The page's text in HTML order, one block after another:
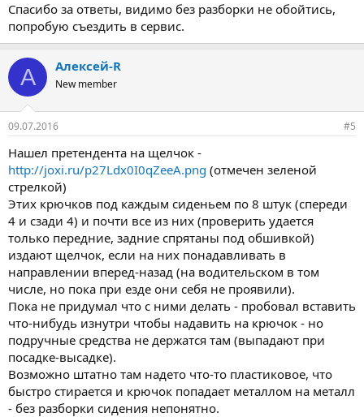
Спасибо за ответы, видимо без разборки не обойтись,
попробую съездить в сервис.
А Алексей-R
New member
09.07.2016 #5
Нашел претендента на щелчок -
http://joxi.ru/p27Ldx0I0qZeeA.png (отмечен зеленой
стрелкой)
Этих крючков под каждым сиденьем по 8 штук (спереди
4 и сзади 4) и почти все из них (проверить удается
только передние, задние спрятаны под обшивкой)
издают щелчок, если на них понадавливать в
направлении вперед-назад (на водительском в том
числе, но пока при езде они себя не проявили).
Пока не придумал что с ними делать - пробовал вставить
что-нибудь изнутри чтобы надавить на крючок - но
подручные средства не держатся там (выпадают при
посадке-высадке).
Возможно штатно там надето что-то пластиковое, что
быстро стирается и крючок попадает металлом на металл
- без разборки сидения непонятно.